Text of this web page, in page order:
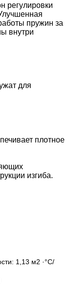
регулировки
пружин за
внутри
для
плотное
изгиба.
1,13 м2 ·°С/